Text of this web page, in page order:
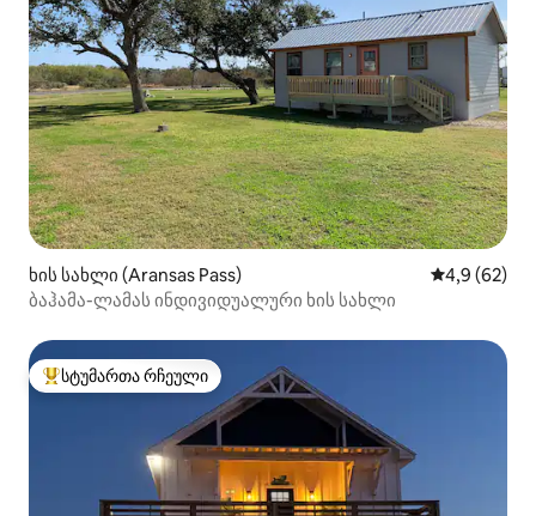
ხის სახლი (Aransas Pass) საშუალო
4,9 (62)
ბაჰამა-ლამას ინდივიდუალური ხის სახლი
სტუმართა რჩეული მოწინავე ვარიანტი
სტუმართა რჩეული